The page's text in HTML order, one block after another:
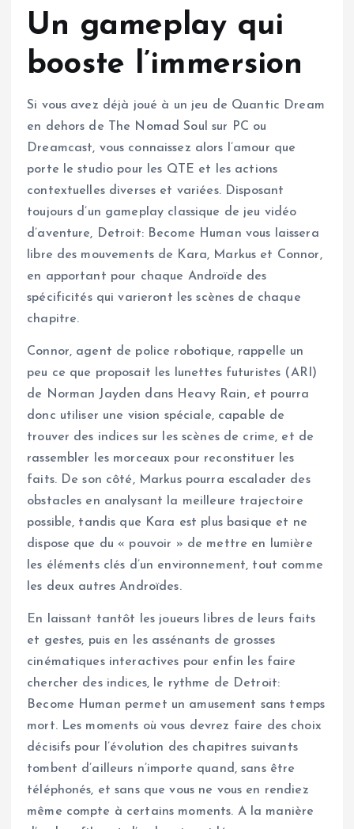
Un gameplay qui
booste l’immersion
Si vous avez déjà joué à un jeu de Quantic Dream
en dehors de The Nomad Soul sur PC ou
Dreamcast, vous connaissez alors l’amour que
porte le studio pour les QTE et les actions
contextuelles diverses et variées. Disposant
toujours d’un gameplay classique de jeu vidéo
d’aventure, Detroit: Become Human vous laissera
libre des mouvements de Kara, Markus et Connor,
en apportant pour chaque Androïde des
spécificités qui varieront les scènes de chaque
chapitre.
Connor, agent de police robotique, rappelle un
peu ce que proposait les lunettes futuristes (ARI)
de Norman Jayden dans Heavy Rain, et pourra
donc utiliser une vision spéciale, capable de
trouver des indices sur les scènes de crime, et de
rassembler les morceaux pour reconstituer les
faits. De son côté, Markus pourra escalader des
obstacles en analysant la meilleure trajectoire
possible, tandis que Kara est plus basique et ne
dispose que du « pouvoir » de mettre en lumière
les éléments clés d’un environnement, tout comme
les deux autres Androïdes.
En laissant tantôt les joueurs libres de leurs faits
et gestes, puis en les assénants de grosses
cinématiques interactives pour enfin les faire
chercher des indices, le rythme de Detroit:
Become Human permet un amusement sans temps
mort. Les moments où vous devrez faire des choix
décisifs pour l’évolution des chapitres suivants
tombent d’ailleurs n’importe quand, sans être
téléphonés, et sans que vous ne vous en rendiez
même compte à certains moments. A la manière